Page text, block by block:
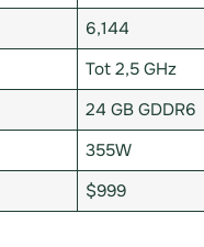
6,144
Tot 2,5 GHz
24 GB GDDR6
355W
$999